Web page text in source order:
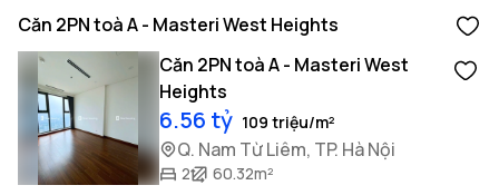
Căn 2PN toà A - Masteri West Heights
Căn 2PN toà A - Masteri West
Heights
6.56 tỷ 109 triệu/m²
Q. Nam Từ Liêm, TP. Hà Nội
2
60.32m²